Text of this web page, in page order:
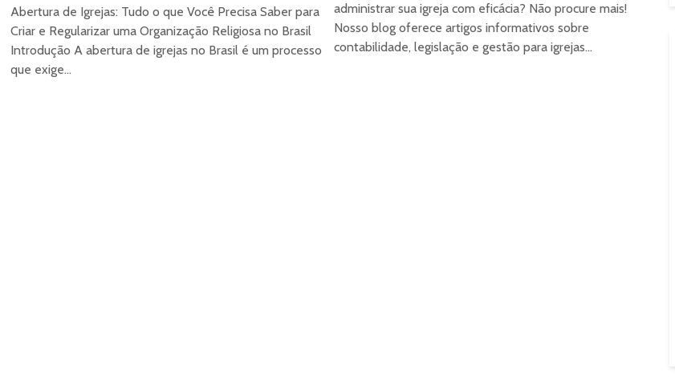
Abertura de Igrejas: Tudo o que Você Precisa Saber para
Criar e Regularizar uma Organização Religiosa no Brasil
Introdução A abertura de igrejas no Brasil é um processo
que exige...
administrar sua igreja com eficácia? Não procure mais!
Nosso blog oferece artigos informativos sobre
contabilidade, legislação e gestão para igrejas...